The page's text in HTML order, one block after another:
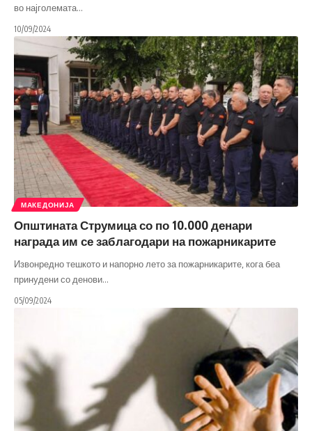
во најголемата…
10/09/2024
МАКЕДОНИЈА
Општината Струмица со по 10.000 денари
награда им се заблагодари на пожарникарите
Извонредно тешкото и напорно лето за пожарникарите, кога беа
принудени со денови…
05/09/2024